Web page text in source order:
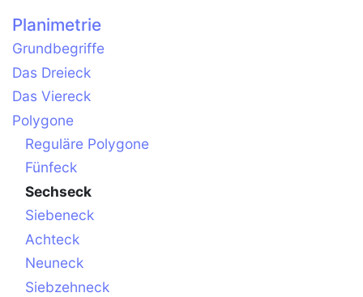
Planimetrie
Grundbegriffe
Das Dreieck
Das Viereck
Polygone
Reguläre Polygone
Fünfeck
Sechseck
Siebeneck
Achteck
Neuneck
Siebzehneck